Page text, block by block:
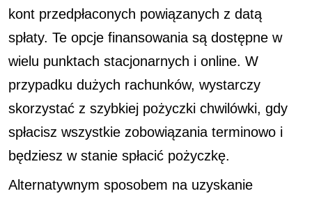
kont przedpłaconych powiązanych z datą
spłaty. Te opcje finansowania są dostępne w
wielu punktach stacjonarnych i online. W
przypadku dużych rachunków, wystarczy
skorzystać z szybkiej pożyczki chwilówki, gdy
spłacisz wszystkie zobowiązania terminowo i
będziesz w stanie spłacić pożyczkę.
Alternatywnym sposobem na uzyskanie